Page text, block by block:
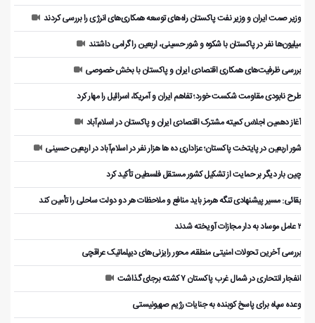
وزیر صمت ایران و وزیر نفت پاکستان راه‌های توسعه همکاری‌های انرژی را بررسی کردند
میلیون‌ها نفر در پاکستان با شکوه و شور حسینی، اربعین را گرامی داشتند
بررسی ظرفیت‌های همکاری اقتصادی ایران و پاکستان با بخش خصوصی
طرح نابودی مقاومت شکست خورد؛ تفاهم ایران و آمریکا، اسرائیل را مهار کرد
آغاز دهمین اجلاس کمیته مشترک اقتصادی ایران و پاکستان در اسلام‌آباد
شور اربعین در پایتخت پاکستان؛ عزاداری ده ها هزار نفر در اسلام‌آباد در اربعین حسینی
چین بار دیگر بر حمایت از تشکیل کشور مستقل فلسطین تأکید کرد
بقائی: مسیر پیشنهادی تنگه هرمز باید منافع و ملاحظات هر دو دولت ساحلی را تأمین کند
۲ عامل موساد به دار مجازات آویخته شدند
بررسی آخرین تحولات امنیتی منطقه، محور رایزنی‌های دیپلماتیک عراقچی
انفجار انتحاری در شمال غرب پاکستان ۷ کشته برجای گذاشت
وعده سپاه برای پاسخ کوبنده به جنایات رژیم صهیونیستی